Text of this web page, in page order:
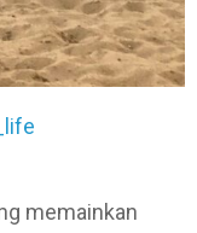
memainkan